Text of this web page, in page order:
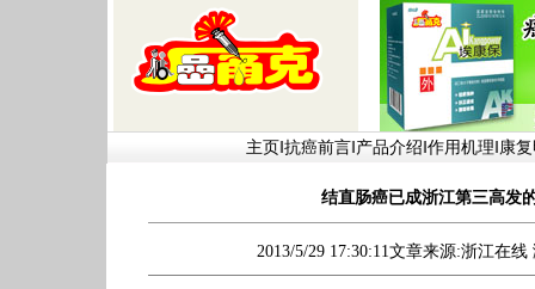
主页 抗癌前言 产品介绍 作用机理 康
结直肠癌已成浙江第三高发
2013/5/29 17:30:11文章来源:浙江在线